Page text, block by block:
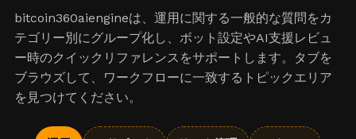
bitcoin360aiengineは、運用に関する一般的な質問をカ
テゴリー別にグループ化し、ボット設定やAI支援レビュ
ー時のクイックリファレンスをサポートします。タブを
ブラウズして、ワークフローに一致するトピックエリア
を見つけてください。